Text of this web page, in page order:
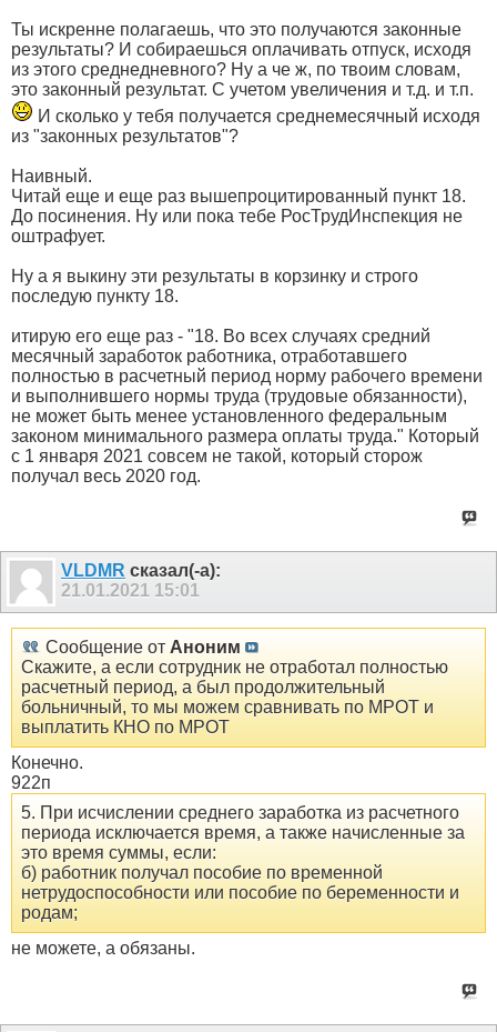
Ты искренне полагаешь, что это получаются законные
результаты? И собираешься оплачивать отпуск, исходя
из этого среднедневного? Ну а че ж, по твоим словам,
это законный результат. С учетом увеличения и т.д. и т.п.
И сколько у тебя получается среднемесячный исходя
из "законных результатов"?
Наивный.
Читай еще и еще раз вышепроцитированный пункт 18.
До посинения. Ну или пока тебе РосТрудИнспекция не
оштрафует.
Ну а я выкину эти результаты в корзинку и строго
последую пункту 18.
итирую его еще раз - "18. Во всех случаях средний
месячный заработок работника, отработавшего
полностью в расчетный период норму рабочего времени
и выполнившего нормы труда (трудовые обязанности),
не может быть менее установленного федеральным
законом минимального размера оплаты труда." Который
с 1 января 2021 совсем не такой, который сторож
получал весь 2020 год.
VLDMR сказал(-а):
21.01.2021 15:01
Сообщение от Аноним
Скажите, а если сотрудник не отработал полностью
расчетный период, а был продолжительный
больничный, то мы можем сравнивать по МРОТ и
выплатить КНО по МРОТ
Конечно.
922п
5. При исчислении среднего заработка из расчетного
периода исключается время, а также начисленные за
это время суммы, если:
б) работник получал пособие по временной
нетрудоспособности или пособие по беременности и
родам;
не можете, а обязаны.